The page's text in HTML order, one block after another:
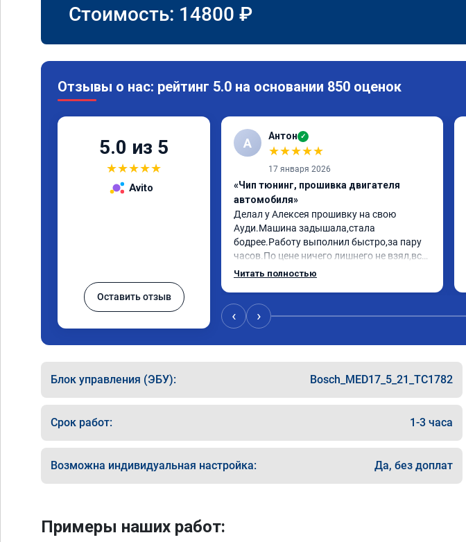
Стоимость: 14800 ₽
Отзывы о нас: рейтинг 5.0 на основании 850 оценок
5.0 из 5
★★★★★
Avito
Оставить отзыв
А Антон ✓
★★★★★
17 января 2026
«Чип тюнинг, прошивка двигателя
автомобиля»
Делал у Алексея прошивку на свою
Ауди.Машина задышала,стала
бодрее.Работу выполнил быстро,за пару
часов.По цене ничего лишнего не взял,всё
как договаривались заранее.После
знаю,куда ехать в случае поломки
авто.Однозначно рекомендую Алексея
Читать полностью
‹ ›
Блок управления (ЭБУ): Bosch_MED17_5_21_TC1782
Срок работ: 1-3 часа
Возможна индивидуальная настройка: Да, без доплат
Примеры наших работ: